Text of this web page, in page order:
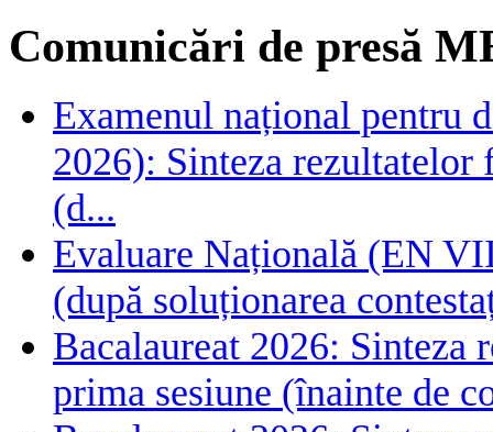
Comunicări de presă
Examenul național pentru
2026): Sinteza rezultatelor
(d...
Evaluare Națională (EN
(după soluționarea
Bacalaureat 2026:
prima sesiune (înainte de